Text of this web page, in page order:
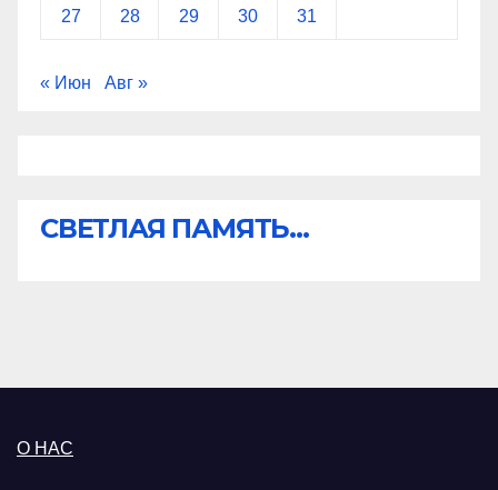
27 28 29 30 31
« Июн Авг »
СВЕТЛАЯ ПАМЯТЬ...
О НАС